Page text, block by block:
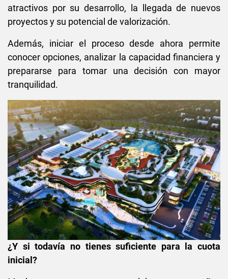
atractivos por su desarrollo, la llegada de nuevos
proyectos y su potencial de valorización.
Además, iniciar el proceso desde ahora permite
conocer opciones, analizar la capacidad financiera y
prepararse para tomar una decisión con mayor
tranquilidad.
¿Y si todavía no tienes suficiente para la cuota
inicial?